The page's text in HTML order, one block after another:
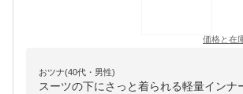
価格と在
おツナ(40代・男性)
スーツの下にさっと着られる軽量インナ